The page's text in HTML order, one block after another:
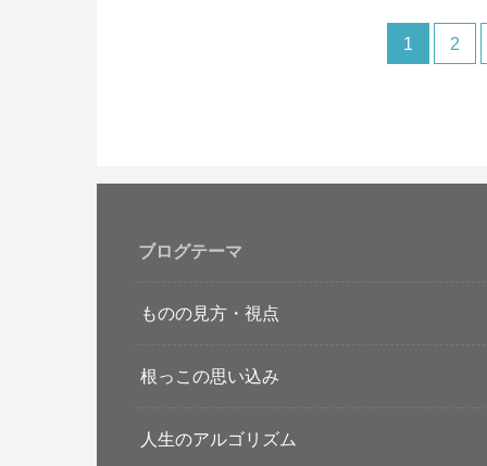
1 2
ブログテーマ
ものの見方・視点
根っこの思い込み
人生のアルゴリズム